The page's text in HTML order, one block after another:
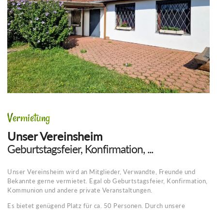
Vermietung
Unser Vereinsheim
Geburtstagsfeier, Konfirmation, ...
Unser Vereinsheim wird an Mitglieder, Verwandte, Freunde und
Bekannte gerne vermietet. Egal ob Geburtstagsfeier, Konfirmation,
Kommunion und andere private Veranstaltungen.
Es bietet genügend Platz für ca. 50 Personen. Durch unsere